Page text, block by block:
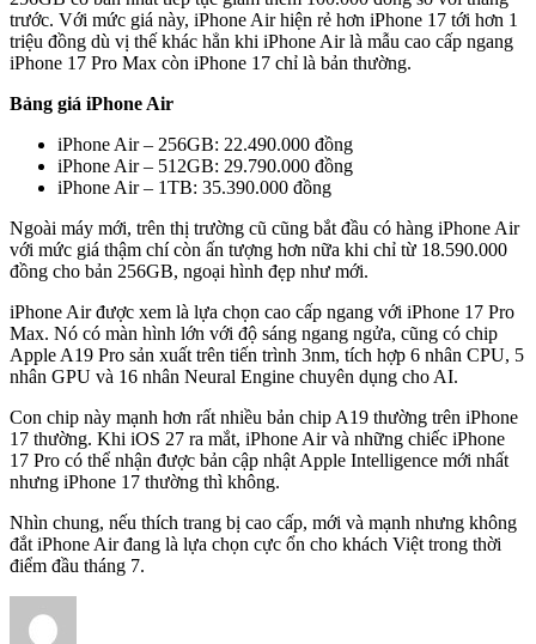
trước. Với mức giá này, iPhone Air hiện rẻ hơn iPhone 17 tới hơn 1
triệu đồng dù vị thế khác hẳn khi iPhone Air là mẫu cao cấp ngang
iPhone 17 Pro Max còn iPhone 17 chỉ là bản thường.
Bảng giá iPhone Air
iPhone Air – 256GB: 22.490.000 đồng
iPhone Air – 512GB: 29.790.000 đồng
iPhone Air – 1TB: 35.390.000 đồng
Ngoài máy mới, trên thị trường cũ cũng bắt đầu có hàng iPhone Air
với mức giá thậm chí còn ấn tượng hơn nữa khi chỉ từ 18.590.000
đồng cho bản 256GB, ngoại hình đẹp như mới.
iPhone Air được xem là lựa chọn cao cấp ngang với iPhone 17 Pro
Max. Nó có màn hình lớn với độ sáng ngang ngửa, cũng có chip
Apple A19 Pro sản xuất trên tiến trình 3nm, tích hợp 6 nhân CPU, 5
nhân GPU và 16 nhân Neural Engine chuyên dụng cho AI.
Con chip này mạnh hơn rất nhiều bản chip A19 thường trên iPhone
17 thường. Khi iOS 27 ra mắt, iPhone Air và những chiếc iPhone
17 Pro có thể nhận được bản cập nhật Apple Intelligence mới nhất
nhưng iPhone 17 thường thì không.
Nhìn chung, nếu thích trang bị cao cấp, mới và mạnh nhưng không
đắt iPhone Air đang là lựa chọn cực ổn cho khách Việt trong thời
điểm đầu tháng 7.